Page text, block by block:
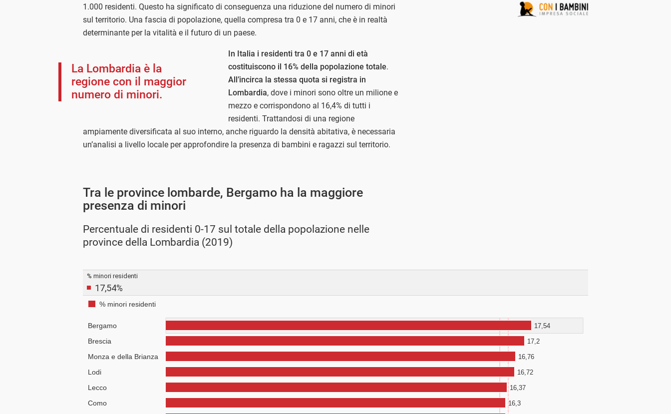
1.000 residenti. Questo ha significato di conseguenza una riduzione del numero di minori
sul territorio. Una fascia di popolazione, quella compresa tra 0 e 17 anni, che è in realtà
determinante per la vitalità e il futuro di un paese.
La Lombardia è la
regione con il maggior
numero di minori.
In Italia i residenti tra 0 e 17 anni di età
costituiscono il 16% della popolazione totale.
All’incirca la stessa quota si registra in
Lombardia, dove i minori sono oltre un milione e
mezzo e corrispondono al 16,4% di tutti i
residenti. Trattandosi di una regione
ampiamente diversificata al suo interno, anche riguardo la densità abitativa, è necessaria
un’analisi a livello locale per approfondire la presenza di bambini e ragazzi sul territorio.
Tra le province lombarde, Bergamo ha la maggiore
presenza di minori
Percentuale di residenti 0-17 sul totale della popolazione nelle
province della Lombardia (2019)